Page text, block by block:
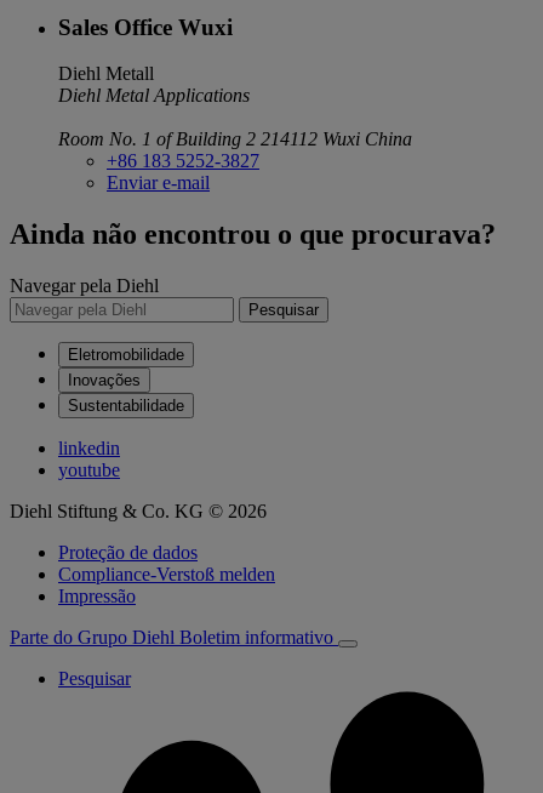
Sales Office Wuxi
Diehl Metall
Diehl Metal Applications
Room No. 1 of Building 2 214112 Wuxi China
+86 183 5252-3827
Enviar e-mail
Ainda não encontrou o que procurava?
Navegar pela Diehl
Pesquisar
Eletromobilidade
Inovações
Sustentabilidade
linkedin
youtube
Diehl Stiftung & Co. KG © 2026
Proteção de dados
Compliance-Verstoß melden
Impressão
Parte do Grupo Diehl Boletim informativo
Pesquisar